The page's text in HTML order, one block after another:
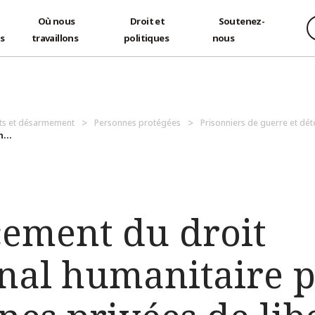
Où nous
travaillons
Droit et
politiques
Soutenez-
nous
et désarmement Personnes protégées
Prisonniers de guerre et
du droit
humanitaire